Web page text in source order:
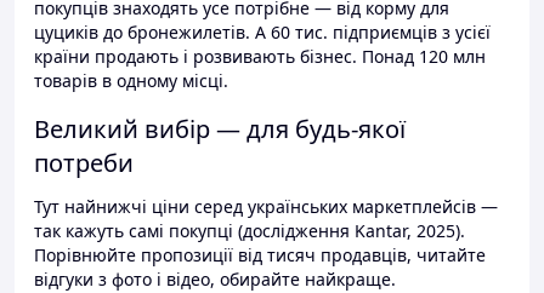
покупців знаходять усе потрібне — від корму для
цуциків до бронежилетів. А 60 тис. підприємців з усієї
країни продають і розвивають бізнес. Понад 120 млн
товарів в одному місці.
Великий вибір — для будь-якої
потреби
Тут найнижчі ціни серед українських маркетплейсів —
так кажуть самі покупці (дослідження Kantar, 2025).
Порівнюйте пропозиції від тисяч продавців, читайте
відгуки з фото і відео, обирайте найкраще.